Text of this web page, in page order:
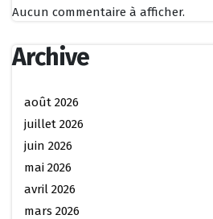
Aucun commentaire à afficher.
Archive
août 2026
juillet 2026
juin 2026
mai 2026
avril 2026
mars 2026